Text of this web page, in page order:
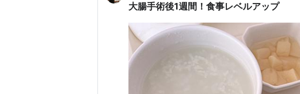
大腸手術後1週間！食事レベルアップ